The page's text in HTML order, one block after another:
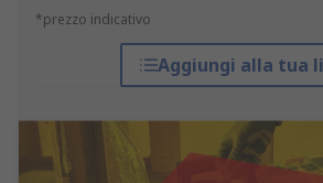
*prezzo indicativo
Aggiungi alla tua